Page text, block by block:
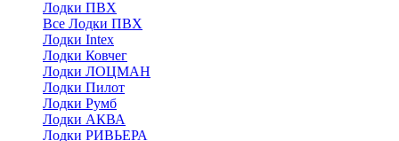
Лодки ПВХ
Все Лодки ПВХ
Лодки Intex
Лодки Ковчег
Лодки ЛОЦМАН
Лодки Пилот
Лодки Румб
Лодки АКВА
Лодки РИВЬЕРА